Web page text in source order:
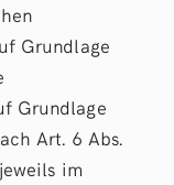
Grundlage
Grundlage
Art. 6 Abs.
im